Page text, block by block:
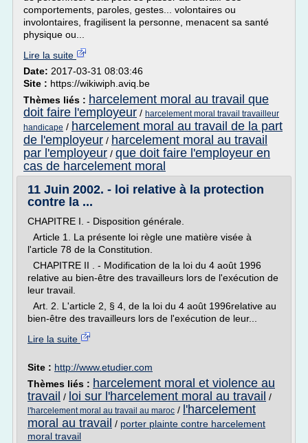
comportements, paroles, gestes... volontaires ou
involontaires, fragilisent la personne, menacent sa santé
physique ou...
Lire la suite
Date: 2017-03-31 08:03:46
Site : https://wikiwiph.aviq.be
Thèmes liés : harcelement moral au travail que
doit faire l'employeur / harcelement moral travail travailleur
handicape / harcelement moral au travail de la part
de l'employeur / harcelement moral au travail
par l'employeur / que doit faire l'employeur en
cas de harcelement moral
11 Juin 2002. - loi relative à la protection
contre la ...
CHAPITRE I. - Disposition générale.
Article 1. La présente loi règle une matière visée à
l'article 78 de la Constitution.
CHAPITRE II . - Modification de la loi du 4 août 1996
relative au bien-être des travailleurs lors de l'exécution de
leur travail.
Art. 2. L'article 2, § 4, de la loi du 4 août 1996relative au
bien-être des travailleurs lors de l'exécution de leur...
Lire la suite
Site : http://www.etudier.com
Thèmes liés : harcelement moral et violence au
travail / loi sur l'harcelement moral au travail /
l'harcelement moral au travail au maroc / l'harcelement
moral au travail / porter plainte contre harcelement
moral travail